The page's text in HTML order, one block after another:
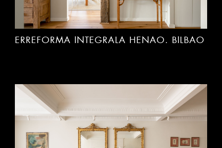
ERREFORMA INTEGRALA HENAO. BILBAO